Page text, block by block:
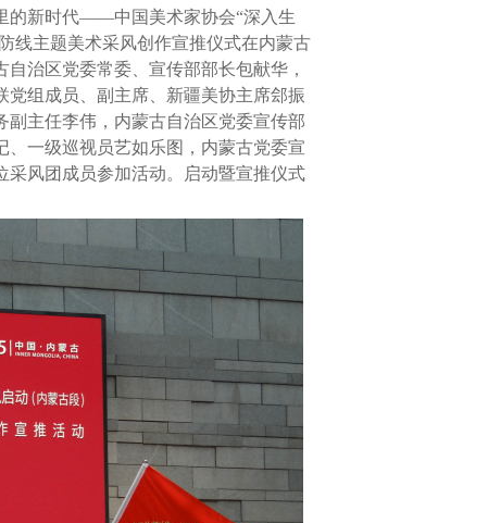
的新时代——中国美术家协会“深入生
线主题美术采风创作宣推仪式在内蒙古
治区党委常委、宣传部部长包献华，
党组成员、副主席、新疆美协主席郐振
主任李伟，内蒙古自治区党委宣传部
一级巡视员艺如乐图，内蒙古党委宣
采风团成员参加活动。启动暨宣推仪式